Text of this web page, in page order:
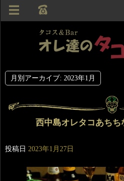
月別アーカイブ: 2023年1月
西中島オレタコあちち
投稿日 2023年1月27日